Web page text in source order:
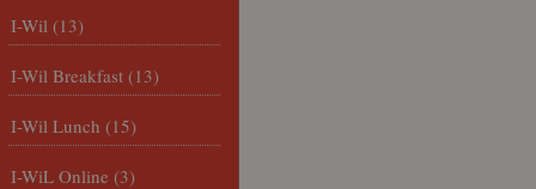
I-Wil (13)
I-Wil Breakfast (13)
I-Wil Lunch (15)
I-WiL Online (3)